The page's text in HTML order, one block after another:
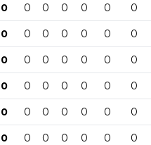
0 0 0 0 0 0 0
0 0 0 0 0 0 0
0 0 0 0 0 0 0
0 0 0 0 0 0 0
0 0 0 0 0 0 0
0 0 0 0 0 0 0